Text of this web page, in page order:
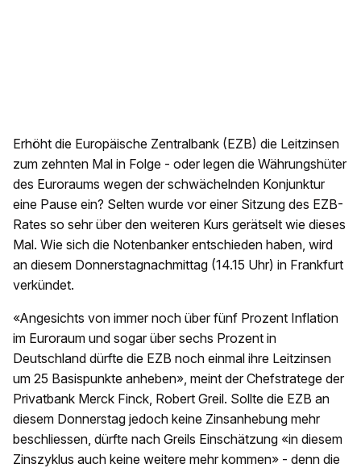
Erhöht die Europäische Zentralbank (EZB) die Leitzinsen
zum zehnten Mal in Folge - oder legen die Währungshüter
des Euroraums wegen der schwächelnden Konjunktur
eine Pause ein? Selten wurde vor einer Sitzung des EZB-
Rates so sehr über den weiteren Kurs gerätselt wie dieses
Mal. Wie sich die Notenbanker entschieden haben, wird
an diesem Donnerstagnachmittag (14.15 Uhr) in Frankfurt
verkündet.
«Angesichts von immer noch über fünf Prozent Inflation
im Euroraum und sogar über sechs Prozent in
Deutschland dürfte die EZB noch einmal ihre Leitzinsen
um 25 Basispunkte anheben», meint der Chefstratege der
Privatbank Merck Finck, Robert Greil. Sollte die EZB an
diesem Donnerstag jedoch keine Zinsanhebung mehr
beschliessen, dürfte nach Greils Einschätzung «in diesem
Zinszyklus auch keine weitere mehr kommen» - denn die